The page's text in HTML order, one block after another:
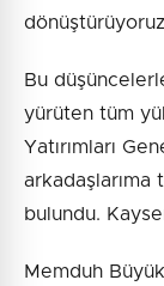
Bu
yürüten tüm
Yatırımları
bulundu.
Memduh